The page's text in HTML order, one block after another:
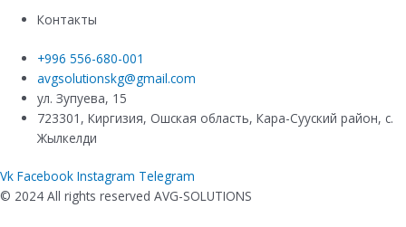
Контакты
+996 556-680-001
avgsolutionskg@gmail.com
ул. Зупуева, 15
723301, Киргизия, Ошская область, Кара-Сууский район, с.
Жылкелди
Vk Facebook Instagram Telegram
© 2024 All rights reserved AVG-SOLUTIONS